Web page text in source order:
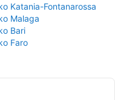
Katania-Fontanarossa
Malaga
Bari
Faro